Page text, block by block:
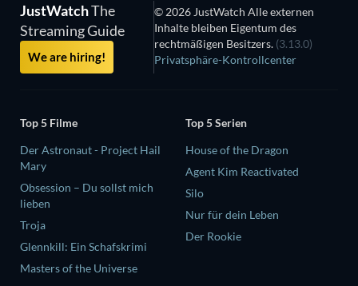
JustWatchThe
Streaming Guide
We are hiring!
© 2026 JustWatch Alle externen
Inhalte bleiben Eigentum des
rechtmäßigen Besitzers. (3.13.0)
Privatsphäre-Kontrollcenter
Top 5 Filme
Der Astronaut - Project Hail
Mary
Obsession – Du sollst mich
lieben
Troja
Glennkill: Ein Schafskrimi
Masters of the Universe
Top 5 Serien
House of the Dragon
Agent Kim Reactivated
Silo
Nur für dein Leben
Der Rookie